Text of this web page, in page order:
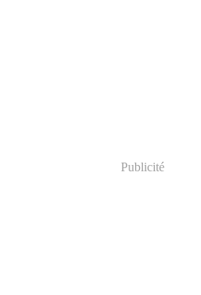
Publicité